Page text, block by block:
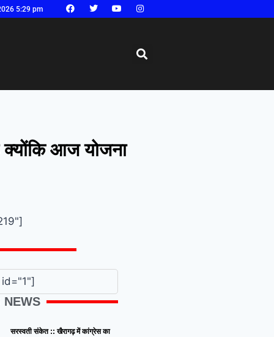
5:29 pm
क्योंकि आज योजना
NEWS
सरस्वती संकेत :: खैरागढ़ में कांग्रेस का